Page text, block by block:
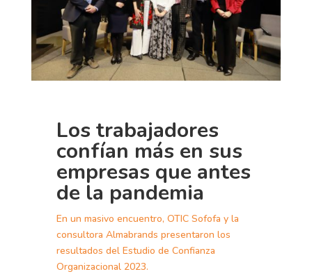
Los trabajadores
confían más en sus
empresas que antes
de la pandemia
En un masivo encuentro, OTIC Sofofa y la
consultora Almabrands presentaron los
resultados del Estudio de Confianza
Organizacional 2023.